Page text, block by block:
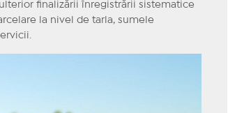
finalizării înregistrării sistematice
la nivel de tarla, sumele